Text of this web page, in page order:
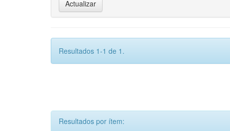
Resultados 1-1 de 1.
Resultados por ítem: